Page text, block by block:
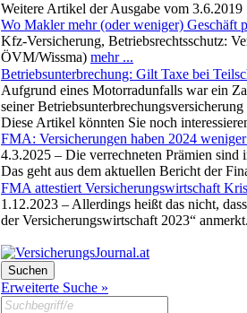
Weitere Artikel der Ausgabe vom 3.6.2019
Wo Makler mehr (oder weniger) Geschäft
Kfz-Versicherung, Betriebsrechtsschutz:
ÖVM/Wissma) mehr ...
Betriebsunterbrechung: Gilt Taxe bei
Aufgrund eines Motorradunfalls war ein
seiner
Diese Artikel könnten Sie noch
FMA: Versicherungen haben 2024
4.3.2025 – Die verrechneten Prämien sind
Das geht aus dem aktuellen Bericht der
FMA attestiert Versicherungswirtschaft
1.12.2023 – Allerdings heißt das nicht,
der Versicherungswirtschaft 2023“
Erweiterte Suche »